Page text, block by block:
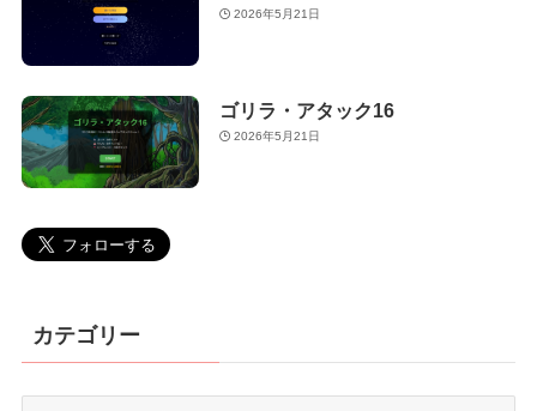
2026年5月21日
ゴリラ・アタック16
2026年5月21日
カテゴリー